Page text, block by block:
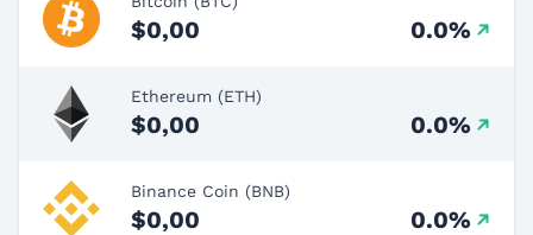
$0,00 0.0%
Ethereum (ETH)
$0,00 0.0%
Binance Coin (BNB)
$0,00 0.0%